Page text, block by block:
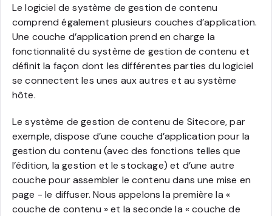
Le logiciel de système de gestion de contenu
comprend également plusieurs couches d’application.
Une couche d’application prend en charge la
fonctionnalité du système de gestion de contenu et
définit la façon dont les différentes parties du logiciel
se connectent les unes aux autres et au système
hôte.
Le système de gestion de contenu de Sitecore, par
exemple, dispose d’une couche d’application pour la
gestion du contenu (avec des fonctions telles que
l’édition, la gestion et le stockage) et d’une autre
couche pour assembler le contenu dans une mise en
page - le diffuser. Nous appelons la première la «
couche de contenu » et la seconde la « couche de